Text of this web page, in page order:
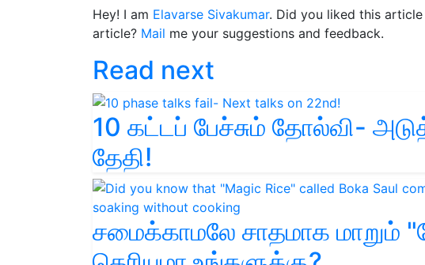
Hey! I am Elavarse Sivakumar. Did you liked this
article? Mail me your suggestions and feedback.
Read next
10 கட்டப் பேச்சும் தோல்வி-
தேதி!
சமைக்காமலே சாதமாக மாறும்